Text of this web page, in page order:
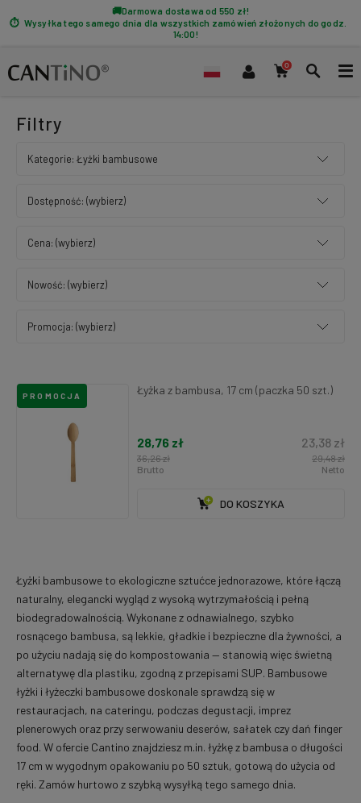
Filtry
Kategorie: Łyżki bambusowe
Dostępność: (wybierz)
Cena: (wybierz)
Nowość: (wybierz)
Promocja: (wybierz)
Darmowa dostawa od 550 zł!
Wysyłka tego samego dnia dla wszystkich zamówień złożonych do godz.
14:00!
Łyżka z bambusa, 17 cm (paczka 50 szt.)
28,76 zł
36,26 zł
Brutto
23,38 zł
29,48 zł
Netto
DO KOSZYKA
PROMOCJA
Łyżki bambusowe to ekologiczne sztućce jednorazowe, które łączą
naturalny, elegancki wygląd z wysoką wytrzymałością i pełną
biodegradowalnością. Wykonane z odnawialnego, szybko
rosnącego bambusa, są lekkie, gładkie i bezpieczne dla żywności, a
po użyciu nadają się do kompostowania — stanowią więc świetną
alternatywę dla plastiku, zgodną z przepisami SUP. Bambusowe
łyżki i łyżeczki bambusowe doskonale sprawdzą się w
restauracjach, na cateringu, podczas degustacji, imprez
plenerowych oraz przy serwowaniu deserów, sałatek czy dań finger
food. W ofercie Cantino znajdziesz m.in. łyżkę z bambusa o długości
17 cm w wygodnym opakowaniu po 50 sztuk, gotową do użycia od
ręki. Zamów hurtowo z szybką wysyłką tego samego dnia.